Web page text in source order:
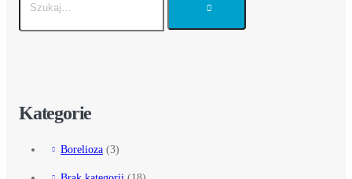
Kategorie
Borelioza (3)